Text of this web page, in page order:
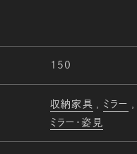
150
収納家具 ミラー
ミラー・姿見